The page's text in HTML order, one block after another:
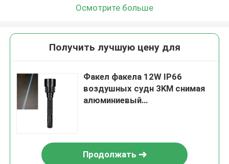
Осмотрите больше
Получить лучшую цену для
Факел факела 12W IP66
воздушных судн 3KM снимая
алюминиевый
Продолжать